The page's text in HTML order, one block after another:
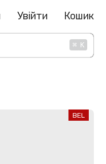
Увійти Кошик
⌘ K
BEL